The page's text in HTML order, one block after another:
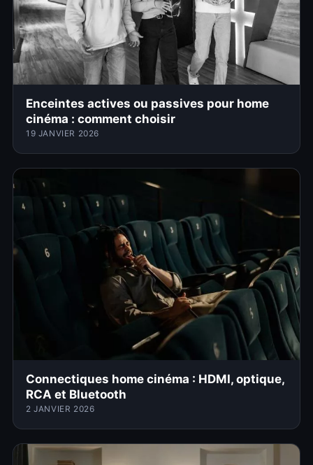
Enceintes actives ou passives pour home
cinéma : comment choisir
19 JANVIER 2026
Connectiques home cinéma : HDMI, optique,
RCA et Bluetooth
2 JANVIER 2026